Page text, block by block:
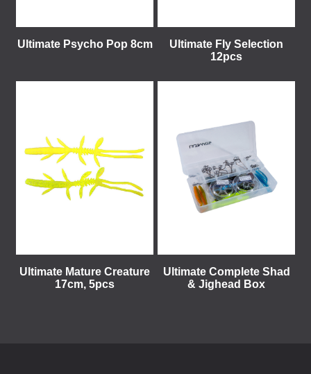
Ultimate Psycho Pop 8cm
Ultimate Fly Selection
12pcs
Ultimate Mature Creature
17cm, 5pcs
Ultimate Complete Shad
& Jighead Box